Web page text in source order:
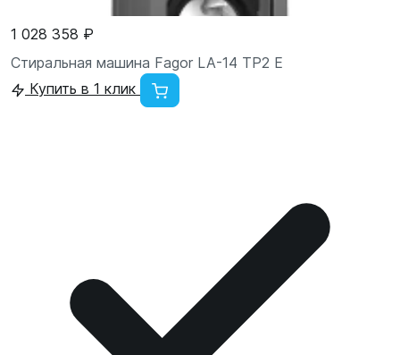
1 028 358 ₽
Стиральная машина Fagor LA-14 TP2 E
Купить в 1 клик